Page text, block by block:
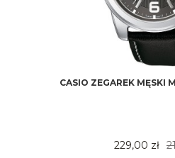
CASIO ZEGAREK MĘSKI
229,00 zł